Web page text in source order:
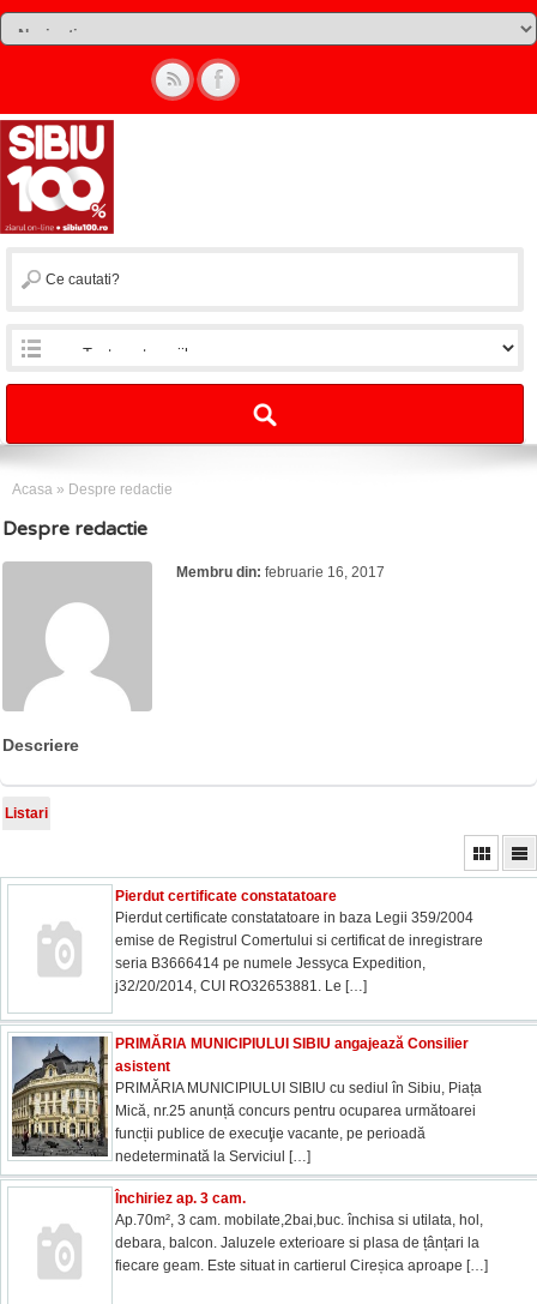
Acasa » Despre redactie
Despre redactie
Membru din: februarie 16, 2017
Descriere
Listari
Pierdut certificate constatatoare
Pierdut certificate constatatoare in baza Legii 359/2004
emise de Registrul Comertului si certificat de inregistrare
seria B3666414 pe numele Jessyca Expedition,
j32/20/2014, CUI RO32653881. Le […]
PRIMĂRIA MUNICIPIULUI SIBIU angajează Consilier
asistent
PRIMĂRIA MUNICIPIULUI SIBIU cu sediul în Sibiu, Piața
Mică, nr.25 anunță concurs pentru ocuparea următoarei
funcții publice de execuţie vacante, pe perioadă
nedeterminată la Serviciul
[…]
Închiriez ap. 3 cam.
Ap.70m², 3 cam. mobilate,2bai,buc. închisa si utilata, hol,
debara, balcon. Jaluzele exterioare si plasa de țânțari la
fiecare geam. Este situat in cartierul Cireșica aproape […]